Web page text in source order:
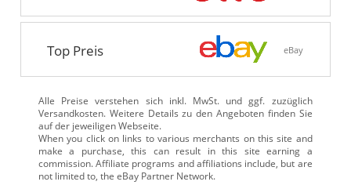
Top Preis eBay
Alle Preise verstehen sich inkl. MwSt. und ggf. zuzüglich
Versandkosten. Weitere Details zu den Angeboten finden Sie
auf der jeweiligen Webseite.